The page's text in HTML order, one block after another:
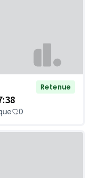
Retenue
0